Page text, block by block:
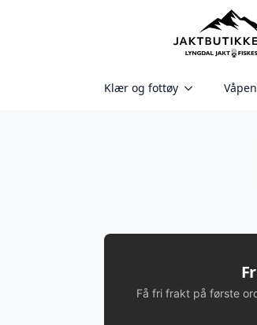
Klær og fottøy Våpen
Få fri frakt på første